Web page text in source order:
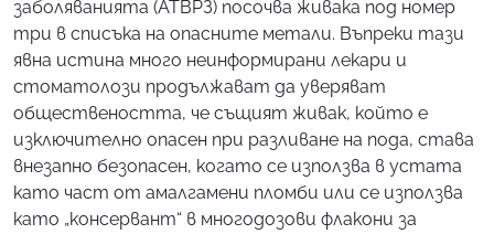
заболяванията (АТВРЗ) посочва живака под номер
три в списъка на опасните метали. Въпреки тази
явна истина много неинформирани лекари и
стоматолози продължават да уверяват
обществеността, че същият живак, който е
изключително опасен при разливане на пода, става
внезапно безопасен, когато се използва в устата
като част от амалгамени пломби или се използва
като „консервант“ в многодозови флакони за